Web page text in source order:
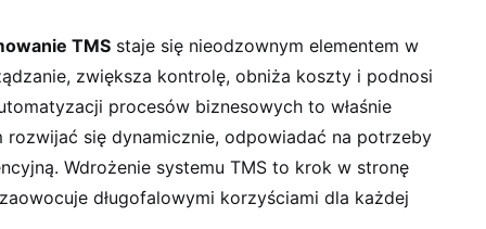
TMS staje się nieodzownym elementem w
zwiększa kontrolę, obniża koszty i podnosi
procesów biznesowych to właśnie
się dynamicznie, odpowiadać na potrzeby
Wdrożenie systemu TMS to krok w stronę
długofalowymi korzyściami dla każdej